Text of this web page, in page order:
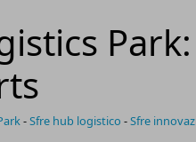
-Sfre hub logistico -Sfre